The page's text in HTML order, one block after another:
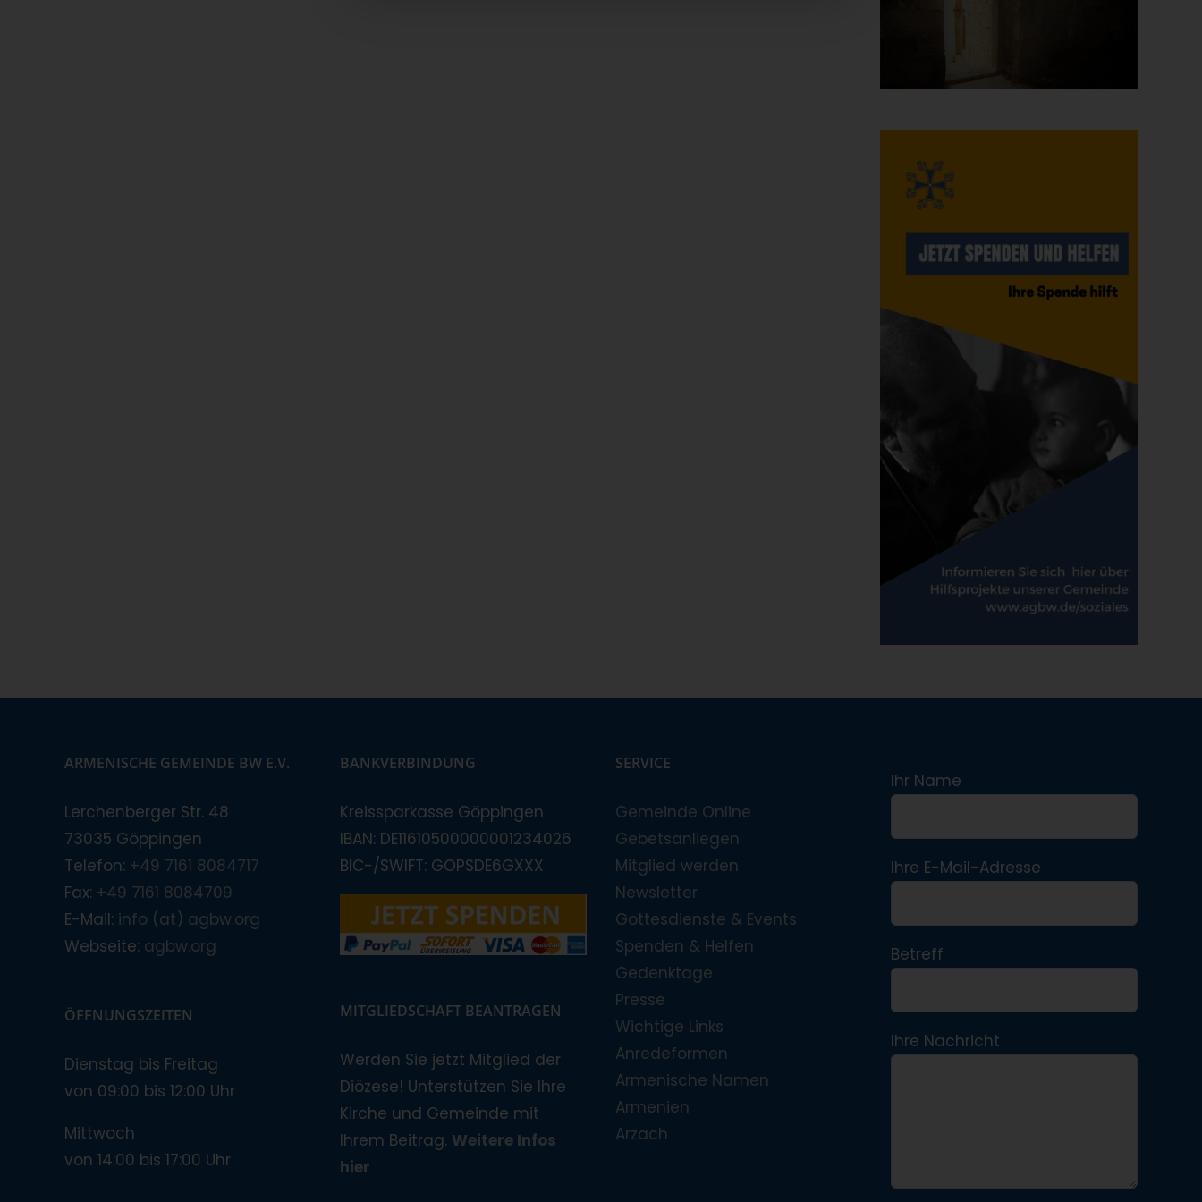
ARMENISCHE GEMEINDE BW E.V.
Lerchenberger Str. 48
73035 Göppingen
Telefon: +49 7161 8084717
Fax: +49 7161 8084709
E-Mail: info (at) agbw.org
Webseite: agbw.org
ÖFFNUNGSZEITEN
Dienstag bis Freitag
von 09:00 bis 12:00 Uhr
Mittwoch
von 14:00 bis 17:00 Uhr
BANKVERBINDUNG
Kreissparkasse Göppingen
IBAN: DE11610500000001234026
BIC-/SWIFT: GOPSDE6GXXX
MITGLIEDSCHAFT BEANTRAGEN
Werden Sie jetzt Mitglied der
Diözese! Unterstützen Sie Ihre
Kirche und Gemeinde mit
Ihrem Beitrag. Weitere Infos
hier
SERVICE
Gemeinde Online
Gebetsanliegen
Mitglied werden
Newsletter
Gottesdienste & Events
Spenden & Helfen
Gedenktage
Presse
Wichtige Links
Anredeformen
Armenische Namen
Armenien
Arzach
Ihr Name
Ihre E-Mail-Adresse
Betreff
Ihre Nachricht